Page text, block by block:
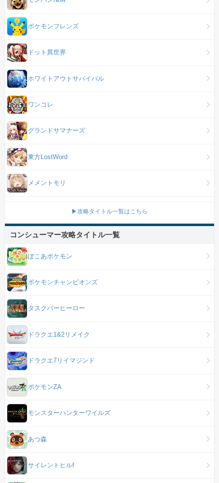
ポケモンフレンズ
ドット異世界
ホワイトアウトサバイバル
ワンコレ
グランドサマナーズ
東方LostWord
メメントモリ
▶攻略タイトル一覧はこちら
コンシューマー攻略タイトル一覧
ぽこあポケモン
ポケモンチャンピオンズ
タスクバーヒーロー
ドラクエ1&2リメイク
ドラクエ7リイマジンド
ポケモンZA
モンスターハンターワイルズ
あつ森
サイレントヒルf